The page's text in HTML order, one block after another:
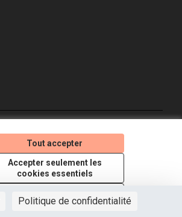
Politique de confidentialité
Tout accepter
Accepter seulement les
cookies essentiels
(Lien externe)
(Lien externe)
(Lien externe)
Licence Creative
(Lien externe)